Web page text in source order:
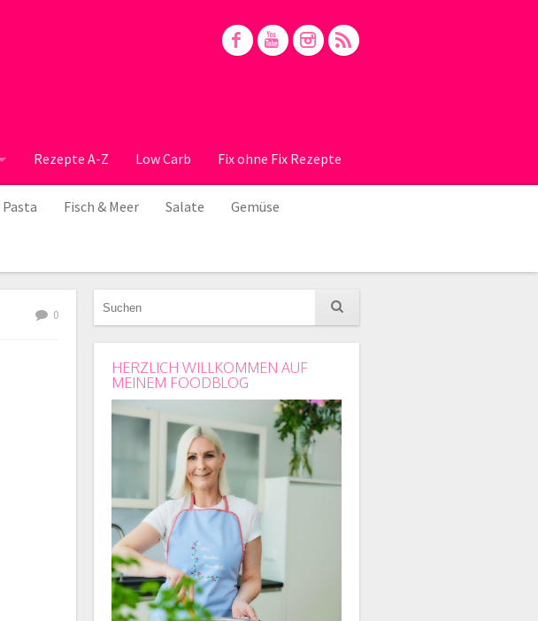
Rezepte A-Z Low Carb Fix ohne Fix Rezepte
Pasta Fisch & Meer Salate Gemüse
0
HERZLICH WILLKOMMEN AUF
MEINEM FOODBLOG